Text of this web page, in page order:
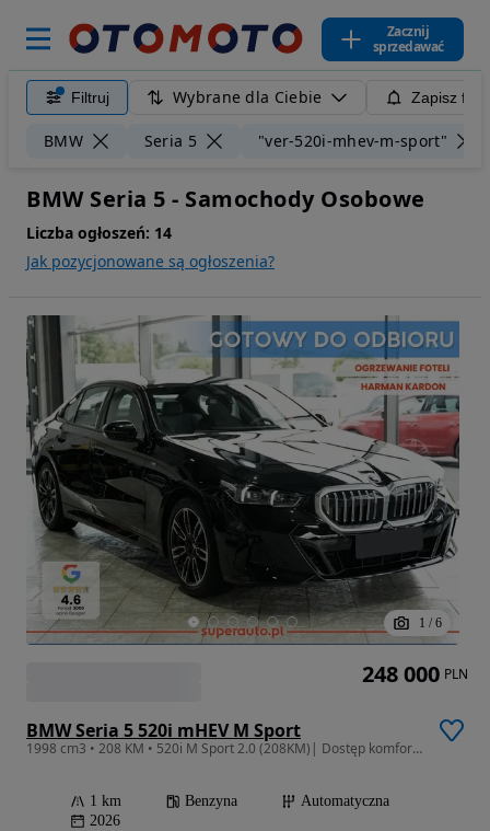
Zacznij
sprzedawać
Filtruj Wybrane dla Ciebie Zapisz
BMW Seria 5 "ver-520i-mhev-m-sport"
BMW Seria 5 - Samochody Osobowe
Liczba ogłoszeń: 14
Jak pozycjonowane są ogłoszenia?
1 / 6
BMW Seria 5 520i mHEV M Sport
1998 cm3 • 208 KM • 520i M Sport 2.0 (208KM)| Dostęp komfortowy
1 km Benzyna
Automatyczna
2026
248 000 PLN